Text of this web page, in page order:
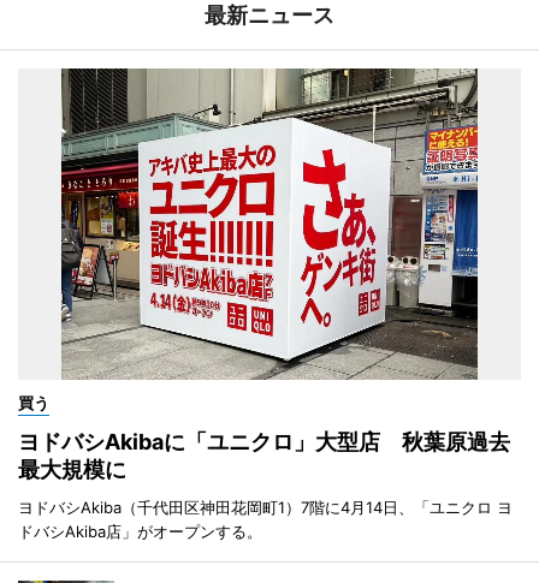
最新ニュース
買う
ヨドバシAkibaに「ユニクロ」大型店 秋葉原過去
最大規模に
ヨドバシAkiba（千代田区神田花岡町1）7階に4月14日、「ユニクロ ヨ
ドバシAkiba店」がオープンする。